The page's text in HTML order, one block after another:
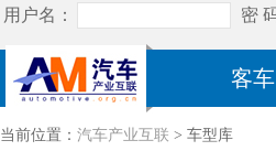
客车
当前位置： 汽车产业互联 > 车型库